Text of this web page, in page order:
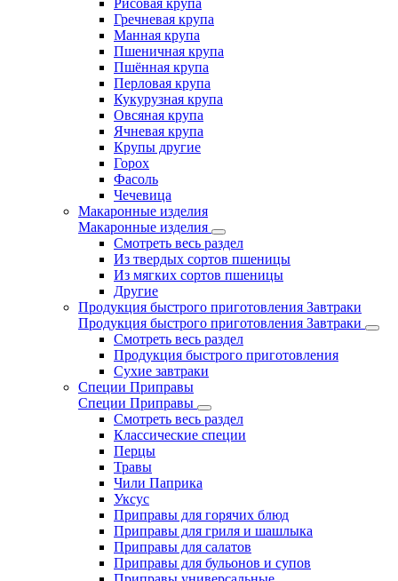
Рисовая крупа
Гречневая крупа
Манная крупа
Пшеничная крупа
Пшённая крупа
Перловая крупа
Кукурузная крупа
Овсяная крупа
Ячневая крупа
Крупы другие
Горох
Фасоль
Чечевица
Макаронные изделия
Макаронные изделия
Смотреть весь раздел
Из твердых сортов пшеницы
Из мягких сортов пшеницы
Другие
Продукция быстрого приготовления Завтраки
Продукция быстрого приготовления Завтраки
Смотреть весь раздел
Продукция быстрого приготовления
Сухие завтраки
Специи Приправы
Специи Приправы
Смотреть весь раздел
Классические специи
Перцы
Травы
Чили Паприка
Уксус
Приправы для горячих блюд
Приправы для гриля и шашлыка
Приправы для салатов
Приправы для бульонов и супов